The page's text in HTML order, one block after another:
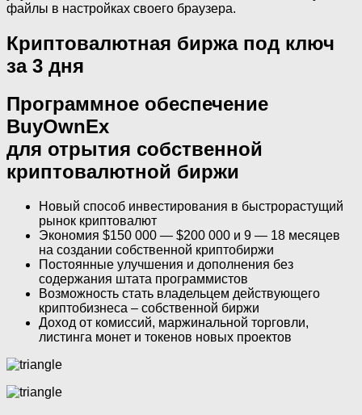
файлы в настройках своего браузера.
Криптовалютная биржа под ключ
за 3 дня
Программное обеспечение
BuyOwnEx
для отрытия собственной
криптовалютной биржи
Новый способ инвестирования в быстрорастущий
рынок криптовалют
Экономия $150 000 — $200 000 и 9 — 18 месяцев
на создании собственной криптобиржи
Постоянные улучшения и дополнения без
содержания штата программистов
Возможность стать владельцем действующего
криптобизнеса – собственной биржи
Доход от комиссий, маржинальной торговли,
листинга монет и токенов новых проектов